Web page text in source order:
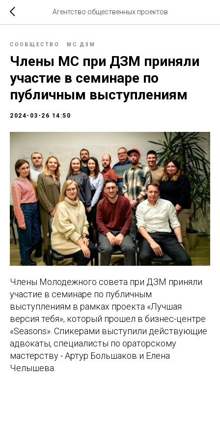
Агентство общественных проектов
СООБЩЕСТВО МС ДЗМ
Члены МС при ДЗМ приняли
участие в семинаре по
публичным выступлениям
2024-03-26 14:50
Члены Молодежного совета при ДЗМ приняли
участие в семинаре по публичным
выступлениям в рамках проекта «Лучшая
версия тебя», который прошел в бизнес-центре
«Seasons». Спикерами выступили действующие
адвокаты, специалисты по ораторскому
мастерству - Артур Большаков и Елена
Челышева.